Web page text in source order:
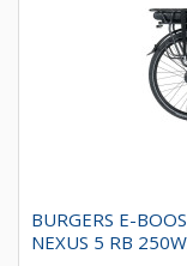
BURGERS E-
NEXUS 5 RB